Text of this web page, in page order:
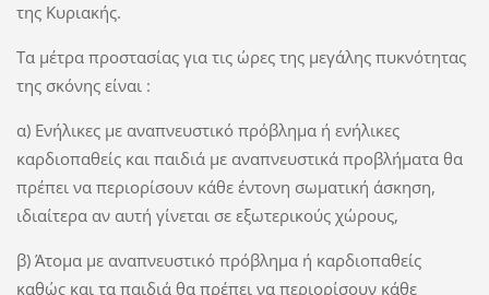
της Κυριακής.
Τα μέτρα προστασίας για τις ώρες της μεγάλης πυκνότητας
της σκόνης είναι :
α) Ενήλικες με αναπνευστικό πρόβλημα ή ενήλικες
καρδιοπαθείς και παιδιά με αναπνευστικά προβλήματα θα
πρέπει να περιορίσουν κάθε έντονη σωματική άσκηση,
ιδιαίτερα αν αυτή γίνεται σε εξωτερικούς χώρους,
β) Άτομα με αναπνευστικό πρόβλημα ή καρδιοπαθείς
καθώς και τα παιδιά θα πρέπει να περιορίσουν κάθε